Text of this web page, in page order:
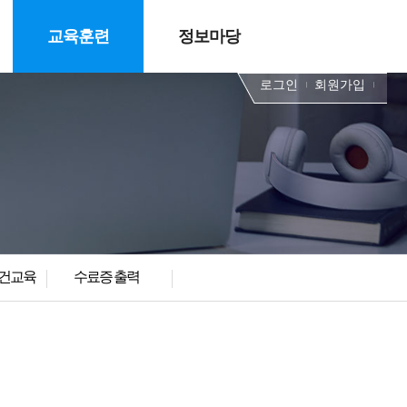
교육훈련 정보마당
로그인 회원가입
교육 수료증 출력